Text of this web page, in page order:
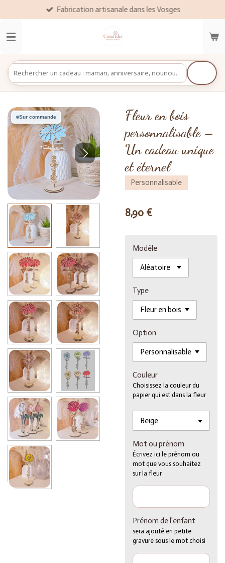
au
contenu
principal
Fabrication artisanale dans les Vosges
Fleur en bois
personnalisable –
Un cadeau unique
et éternel
Personnalisable
Sur commande
8,90 €
Modèle
Type
Option
Couleur
Choisissez la couleur du
papier qui est dans la fleur
Mot ou prénom
Écrivez ici le prénom ou
mot que vous souhaitez
sur la fleur
Prénom de l'enfant
sera ajouté en petite
gravure sous le mot choisi